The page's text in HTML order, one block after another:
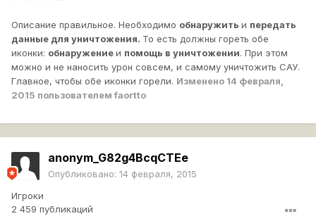
Описание правильное. Необходимо обнаружить и передать
данные для уничтожения. То есть должны гореть обе
иконки: обнаружениеи помощь в уничтожении. При этом
можно и не наносить урон совсем, и самому уничтожить САУ.
Главное, чтобы обе иконки горели. Изменено 14 февраля,
2015 пользователем faortto
anonym_G82g4BcqCTEe
Опубликовано: 14 февраля, 2015
Игроки
2 459 публикаций